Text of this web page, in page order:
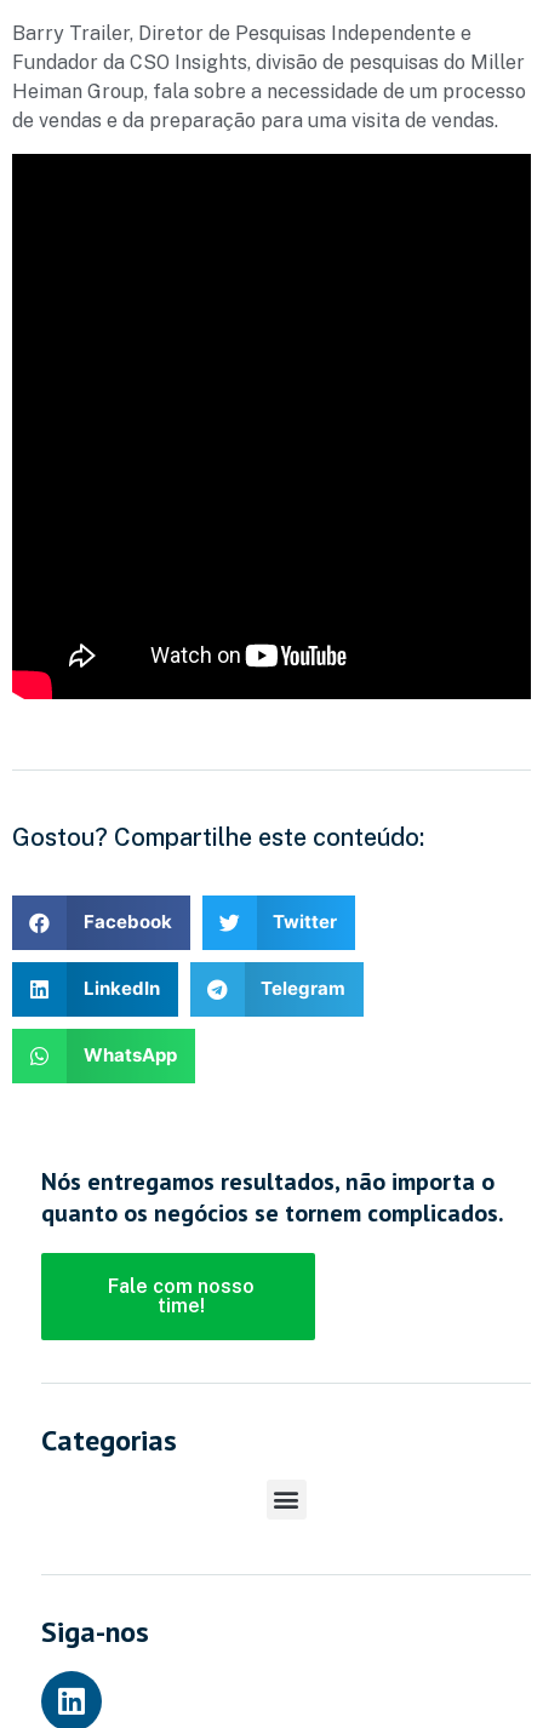
Barry Trailer, Diretor de Pesquisas Independente e
Fundador da CSO Insights, divisão de pesquisas do Miller
Heiman Group, fala sobre a necessidade de um processo
de vendas e da preparação para uma visita de vendas.
Gostou? Compartilhe este conteúdo:
Facebook Twitter
LinkedIn Telegram
WhatsApp
Nós entregamos resultados, não importa o
quanto os negócios se tornem complicados.
Fale com nosso
time!
Categorias
Siga-nos